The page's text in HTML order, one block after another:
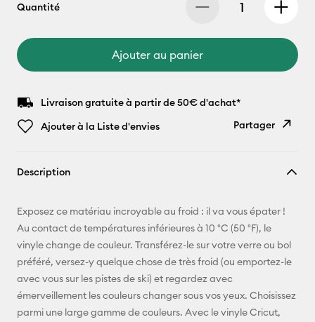
Quantité
Ajouter au panier
Livraison gratuite à partir de 50€ d'achat*
Ajouter à la Liste d'envies
Partager
E-mail
Description
Exposez ce matériau incroyable au froid : il va vous épater !
Au contact de températures inférieures à 10 °C (50 °F), le
vinyle change de couleur. Transférez-le sur votre verre ou bol
préféré, versez-y quelque chose de très froid (ou emportez-le
avec vous sur les pistes de ski) et regardez avec
émerveillement les couleurs changer sous vos yeux. Choisissez
parmi une large gamme de couleurs. Avec le vinyle Cricut,